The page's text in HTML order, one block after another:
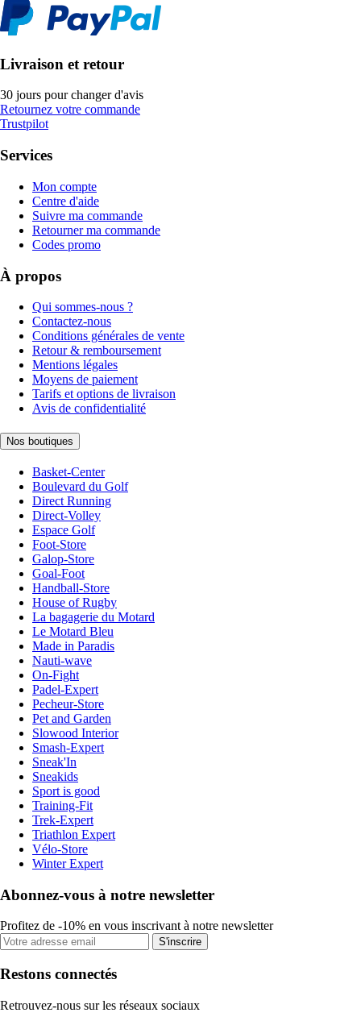
Livraison et retour
30 jours pour changer d'avis
Retournez votre commande
Trustpilot
Services
Mon compte
Centre d'aide
Suivre ma commande
Retourner ma commande
Codes promo
À propos
Qui sommes-nous ?
Contactez-nous
Conditions générales de vente
Retour & remboursement
Mentions légales
Moyens de paiement
Tarifs et options de livraison
Avis de confidentialité
Nos boutiques
Basket-Center
Boulevard du Golf
Direct Running
Direct-Volley
Espace Golf
Foot-Store
Galop-Store
Goal-Foot
Handball-Store
House of Rugby
La bagagerie du Motard
Le Motard Bleu
Made in Paradis
Nauti-wave
On-Fight
Padel-Expert
Pecheur-Store
Pet and Garden
Slowood Interior
Smash-Expert
Sneak'In
Sneakids
Sport is good
Training-Fit
Trek-Expert
Triathlon Expert
Vélo-Store
Winter Expert
Abonnez-vous à notre newsletter
Profitez de -10% en vous inscrivant à notre newsletter
S'inscrire
Restons connectés
Retrouvez-nous sur les réseaux sociaux